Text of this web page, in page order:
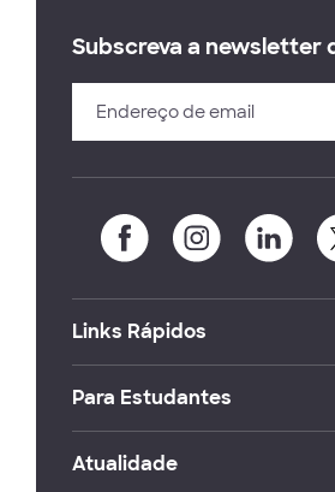
Subscreva a newsletter
Links Rápidos
Para Estudantes
Atualidade